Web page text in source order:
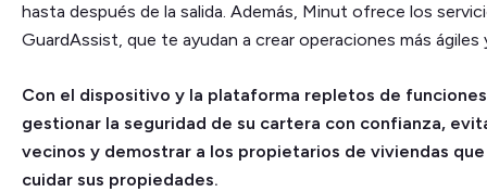
hasta después de la salida. Además, Minut ofrece los
GuardAssist, que te ayudan a crear operaciones más ágiles
Con el dispositivo y la plataforma repletos de
gestionar la seguridad de su cartera con confianza,
vecinos y demostrar a los propietarios de viviendas
cuidar sus propiedades.